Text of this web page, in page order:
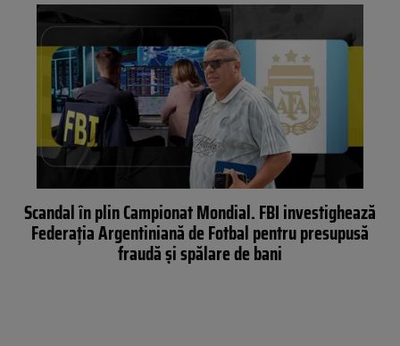
Scandal în plin Campionat Mondial. FBI investighează
Federația Argentiniană de Fotbal pentru presupusă
fraudă și spălare de bani